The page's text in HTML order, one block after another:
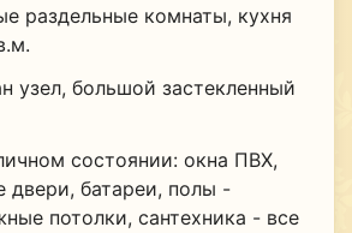
раздельные комнаты, кухня
узел, большой застекленный
состоянии: окна ПВХ,
двери, батареи, полы -
потолки, сантехника - все